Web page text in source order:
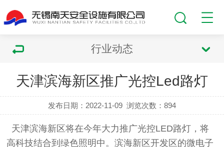
行业动态
天津滨海新区推广光控Led路灯
发布日期：2022-11-09 浏览次数：894
天津滨海新区将在今年大力推广光控LED路灯，将
高科技结合到绿色照明中。滨海新区开发区的微电子